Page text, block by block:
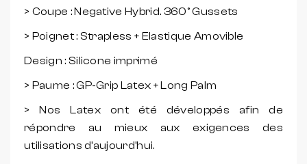
> Coupe : Negative Hybrid. 360° Gussets
> Poignet : Strapless + Elastique Amovible
Design : Silicone imprimé
> Paume : GP-Grip Latex + Long Palm
> Nos Latex ont été développés afin de
répondre au mieux aux exigences des
utilisations d’aujourd’hui.